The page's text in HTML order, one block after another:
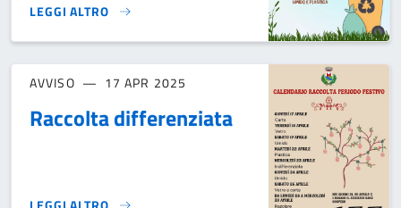
LEGGI ALTRO
RACCOLTA DIFFERENZIATA}
AVVISO 17 APR 2025
Raccolta differenziata